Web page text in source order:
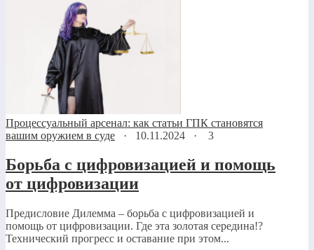
Процессуальный арсенал: как статьи ГПК становятся
вашим оружием в суде · 10.11.2024 · 3
Борьба с цифровизацией и помощь
от цифровизации
Предисловие Дилемма – борьба с цифровизацией и
помощь от цифровизации. Где эта золотая середина!?
Технический прогресс и оставание при этом...